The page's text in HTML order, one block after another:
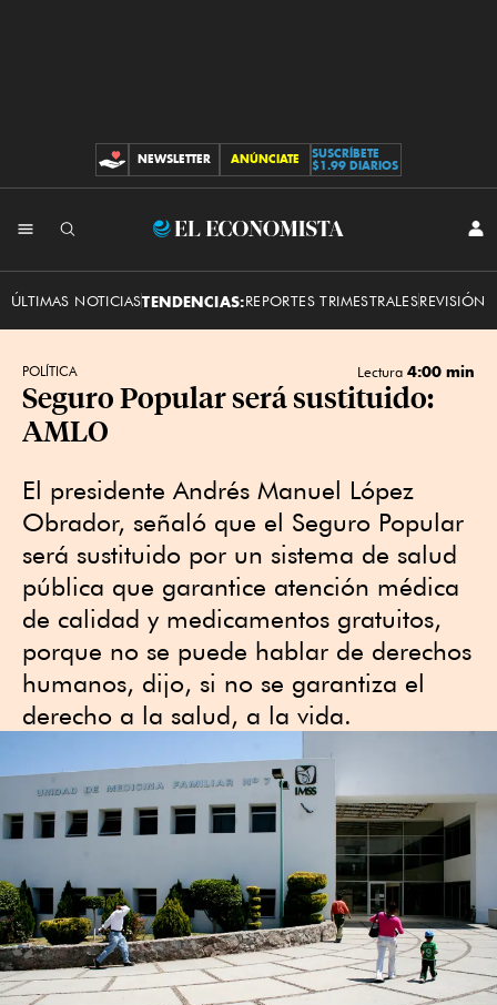
CONTRIBUCIONES
NEWSLETTER ANÚNCIATE
SUSCRÍBETE
$1.99 DIARIOS
El
ÚLTIMAS NOTICIASTENDENCIAS:REPORTES TRIMESTRALESREVISIÓN
POLÍTICA Lectura 4:00 min
Seguro Popular será sustituido:
AMLO
El presidente Andrés Manuel López
Obrador, señaló que el Seguro Popular
será sustituido por un sistema de salud
pública que garantice atención médica
de calidad y medicamentos gratuitos,
porque no se puede hablar de derechos
humanos, dijo, si no se garantiza el
derecho a la salud, a la vida.